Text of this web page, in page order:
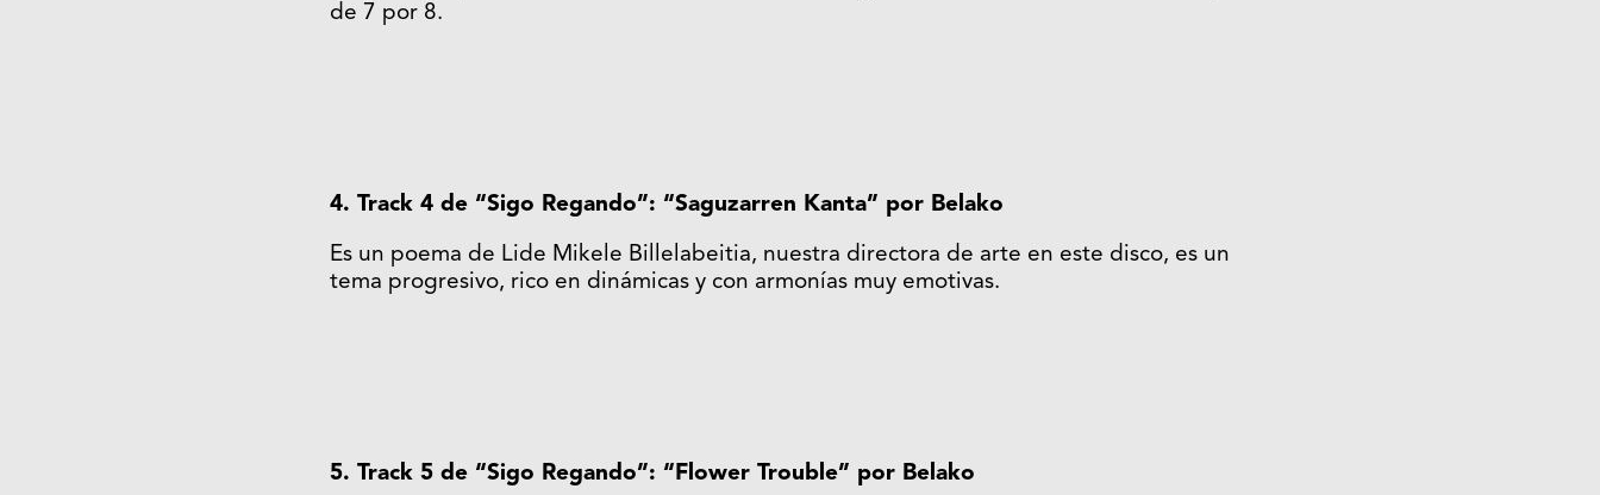
de 7 por 8.
4. Track 4 de “Sigo Regando”: “Saguzarren Kanta” por Belako
Es un poema de Lide Mikele Billelabeitia, nuestra directora de arte en este disco, es un
tema progresivo, rico en dinámicas y con armonías muy emotivas.
5. Track 5 de “Sigo Regando”: “Flower Trouble” por Belako